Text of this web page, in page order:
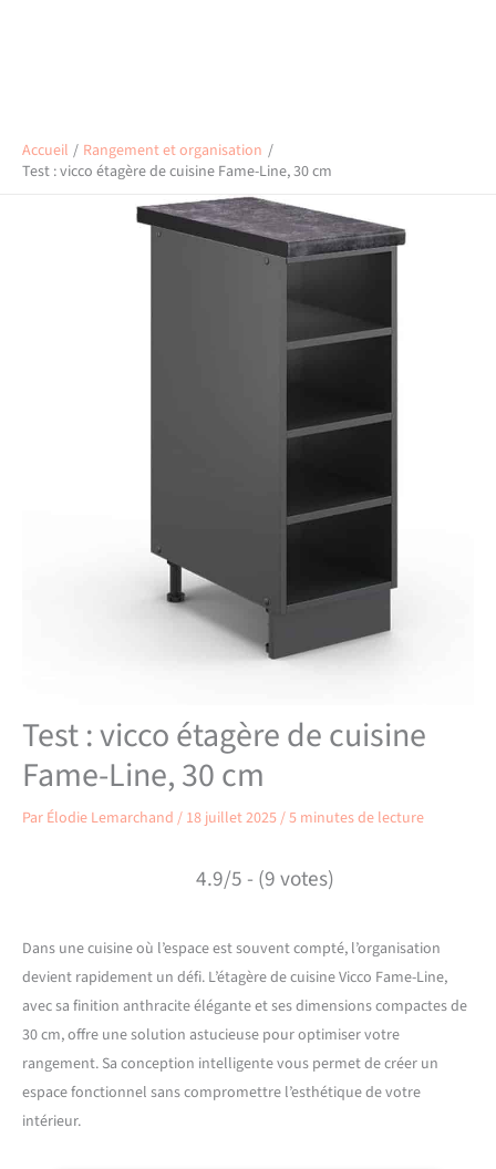
Accueil
Rangement et organisation
Test : vicco étagère de cuisine Fame-Line, 30 cm
Test : vicco étagère de cuisine
Fame-Line, 30 cm
Par Élodie Lemarchand / 18 juillet 2025/5 minutes de lecture
4.9/5 - (9 votes)
Dans une cuisine où l’espace est souvent compté, l’organisation
devient rapidement un défi. L’étagère de cuisine Vicco Fame-Line,
avec sa finition anthracite élégante et ses dimensions compactes de
30 cm, offre une solution astucieuse pour optimiser votre
rangement. Sa conception intelligente vous permet de créer un
espace fonctionnel sans compromettre l’esthétique de votre
intérieur.